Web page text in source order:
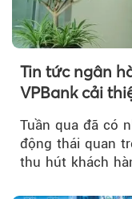
Tin tức ngân
VPBank cải
quản trị rủi ro
Tuần qua đã có
động thái quan
thu hút khách